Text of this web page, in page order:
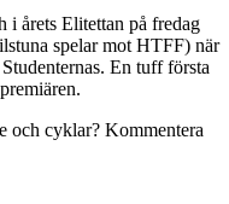
i årets Elitettan på fredag
spelar mot HTFF) när
En tuff första
och cyklar? Kommentera